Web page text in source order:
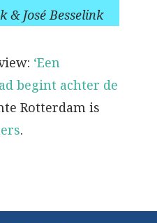
& José Besselink
‘Een
begint achter de
Rotterdam is
.